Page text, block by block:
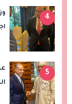
4
5